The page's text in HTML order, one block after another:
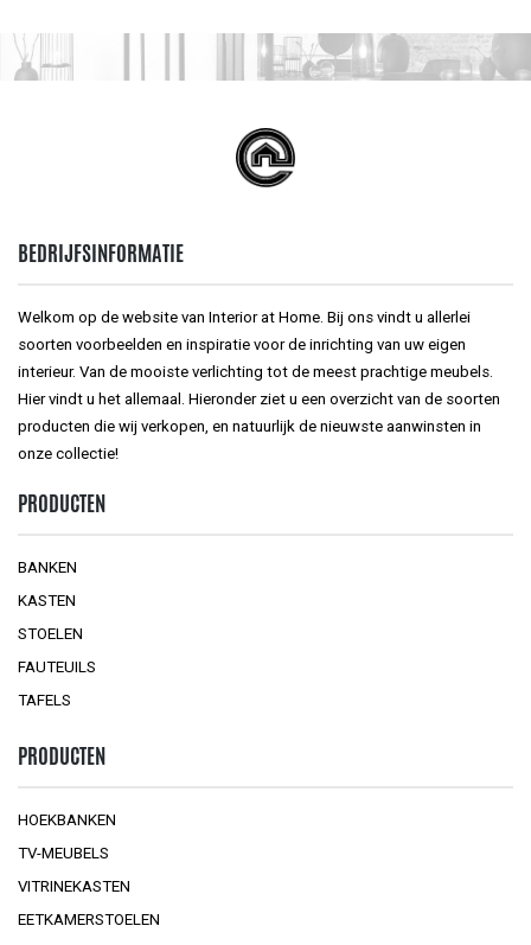
BEDRIJFSINFORMATIE
Welkom op de website van Interior at Home. Bij ons vindt u allerlei
soorten voorbeelden en inspiratie voor de inrichting van uw eigen
interieur. Van de mooiste verlichting tot de meest prachtige meubels.
Hier vindt u het allemaal. Hieronder ziet u een overzicht van de soorten
producten die wij verkopen, en natuurlijk de nieuwste aanwinsten in
onze collectie!
PRODUCTEN
BANKEN
KASTEN
STOELEN
FAUTEUILS
TAFELS
PRODUCTEN
HOEKBANKEN
TV-MEUBELS
VITRINEKASTEN
EETKAMERSTOELEN